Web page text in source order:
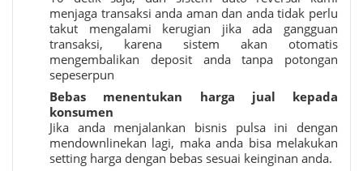
menjaga transaksi anda aman dan anda tidak perlu
takut mengalami kerugian jika ada gangguan
transaksi, karena sistem akan otomatis
mengembalikan deposit anda tanpa potongan
sepeserpun
Bebas menentukan harga jual kepada
konsumen
Jika anda menjalankan bisnis pulsa ini dengan
mendownlinekan lagi, maka anda bisa melakukan
setting harga dengan bebas sesuai keinginan anda.